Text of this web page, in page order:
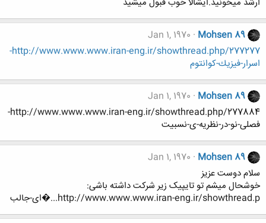
Mohsen 89
Jan 1, 1970
http://www.www.www.iran-eng.ir/showthread.php/277277-
اسرار-فيزيك-كوانتوم
Mohsen 89
Jan 1, 1970
http://www.www.www.iran-eng.ir/showthread.php/277884-
فصلی-نو-در-نظریه-ی-نسبیت
Mohsen 89
Jan 1, 1970
سلام دوست عزیز
خوشحال میشم تو تایپیک زیر شرکت داشته باشی:
http://www.www.www.iran-eng.ir/showthread.p...�ای-جالب